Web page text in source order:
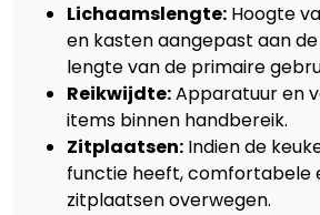
Lichaamslengte: Hoogte
en kasten aangepast aan
lengte van de primaire
Reikwijdte:Apparatuur en
items binnen handbereik.
Zitplaatsen: Indien de
functie heeft, comfortabele
zitplaatsen overwegen.